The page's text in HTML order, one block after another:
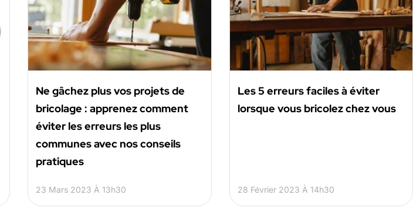
Ne gâchez plus vos projets de
bricolage : apprenez comment
éviter les erreurs les plus
communes avec nos conseils
pratiques
23 Mars 2023 À 13h30
Les 5 erreurs faciles à éviter
lorsque vous bricolez chez vous
28 Février 2023 À 14h30